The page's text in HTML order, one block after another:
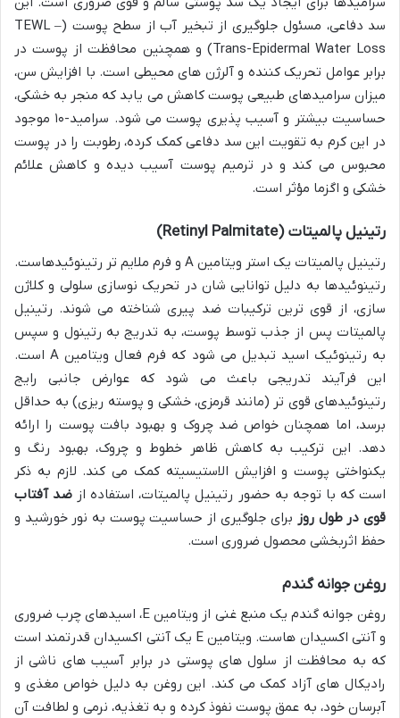
سد دفاعی، مسئول جلوگیری از تبخیر آب از سطح پوست (TEWL –
Trans-Epidermal Water Loss) و همچنین محافظت از پوست در
برابر عوامل تحریک کننده و آلرژن های محیطی است. با افزایش سن،
میزان سرامیدهای طبیعی پوست کاهش می یابد که منجر به خشکی،
حساسیت بیشتر و آسیب پذیری پوست می شود. سرامید-۱۰ موجود
در این کرم به تقویت این سد دفاعی کمک کرده، رطوبت را در پوست
محبوس می کند و در ترمیم پوست آسیب دیده و کاهش علائم
خشکی و اگزما مؤثر است.
رتینیل پالمیتات (Retinyl Palmitate)
رتینیل پالمیتات یک استر ویتامین A و فرم ملایم تر رتینوئیدهاست.
رتینوئیدها به دلیل توانایی شان در تحریک نوسازی سلولی و کلاژن
سازی، از قوی ترین ترکیبات ضد پیری شناخته می شوند. رتینیل
پالمیتات پس از جذب توسط پوست، به تدریج به رتینول و سپس
به رتینوئیک اسید تبدیل می شود که فرم فعال ویتامین A است.
این فرآیند تدریجی باعث می شود که عوارض جانبی رایج
رتینوئیدهای قوی تر (مانند قرمزی، خشکی و پوسته ریزی) به حداقل
برسد، اما همچنان خواص ضد چروک و بهبود بافت پوست را ارائه
دهد. این ترکیب به کاهش ظاهر خطوط و چروک، بهبود رنگ و
یکنواختی پوست و افزایش الاستیسیته کمک می کند. لازم به ذکر
است که با توجه به حضور رتینیل پالمیتات، استفاده از ضد آفتاب
قوی در طول روز برای جلوگیری از حساسیت پوست به نور خورشید و
حفظ اثربخشی محصول ضروری است.
روغن جوانه گندم
روغن جوانه گندم یک منبع غنی از ویتامین E، اسیدهای چرب ضروری
و آنتی اکسیدان هاست. ویتامین E یک آنتی اکسیدان قدرتمند است
که به محافظت از سلول های پوستی در برابر آسیب های ناشی از
رادیکال های آزاد کمک می کند. این روغن به دلیل خواص مغذی و
آبرسان خود، به عمق پوست نفوذ کرده و به تغذیه، نرمی و لطافت آن